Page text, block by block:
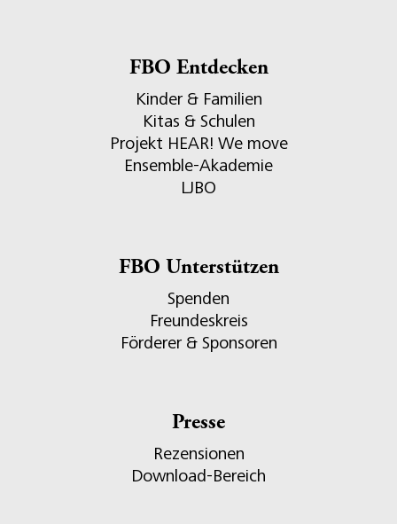
FBO Entdecken
Kinder & Familien
Kitas & Schulen
Projekt HEAR! We move
Ensemble-Akademie
LJBO
FBO Unterstützen
Spenden
Freundeskreis
Förderer & Sponsoren
Presse
Rezensionen
Download-Bereich